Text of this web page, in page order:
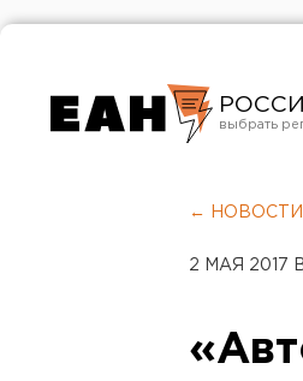
← НОВОСТИ
2 МАЯ 2017 В